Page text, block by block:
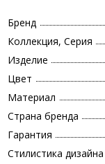
Бренд
Коллекция, Серия
Изделие
Цвет
Материал
Страна бренда
Гарантия
Стилистика дизайна